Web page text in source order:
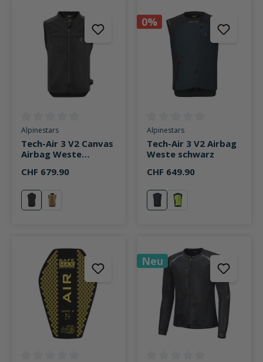
Durchschnittliche Bewertung von 0 von 5 Sternen
Alpinestars
Tech-Air 3 V2 Canvas
Airbag Weste
CHF 679.90
schwarz
tan
0%
Durchschnittliche Bewertung
Alpinestars
Tech-Air 3 V2 Airbag
Weste schwarz
CHF 649.90
schwarzschwarz/fluo gelb
Neu